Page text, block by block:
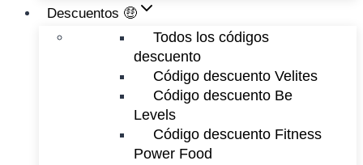
Descuentos 🤑
Todos los códigos
descuento
Código descuento Velites
Código descuento Be
Levels
Código descuento Fitness
Power Food